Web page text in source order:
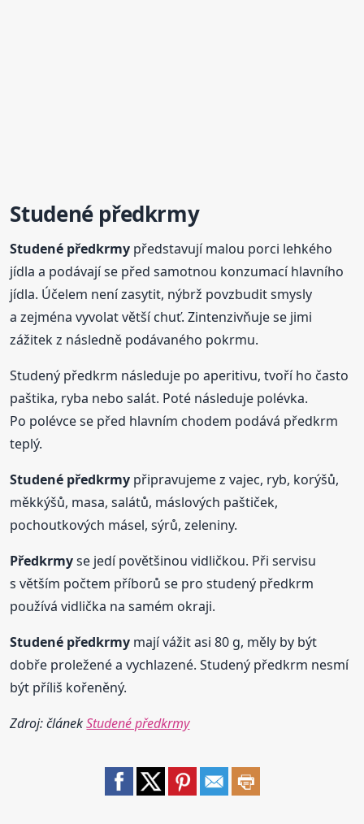
Studené předkrmy
Studené předkrmy představují malou porci lehkého
jídla a podávají se před samotnou konzumací hlavního
jídla. Účelem není zasytit, nýbrž povzbudit smysly
a zejména vyvolat větší chuť. Zintenzivňuje se jimi
zážitek z následně podávaného pokrmu.
Studený předkrm následuje po aperitivu, tvoří ho často
paštika, ryba nebo salát. Poté následuje polévka.
Po polévce se před hlavním chodem podává předkrm
teplý.
Studené předkrmy připravujeme z vajec, ryb, korýšů,
měkkýšů, masa, salátů, máslových paštiček,
pochoutkových másel, sýrů, zeleniny.
Předkrmyse jedí povětšinou vidličkou. Při servisu
s větším počtem příborů se pro studený předkrm
používá vidlička na samém okraji.
Studené předkrmy mají vážit asi 80 g, měly by být
dobře proležené a vychlazené. Studený předkrm nesmí
být příliš kořeněný.
Zdroj: článekStudené předkrmy